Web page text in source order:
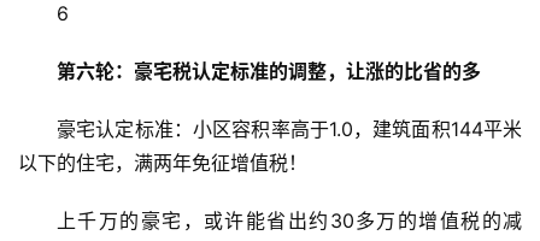
6
第六轮：豪宅税认定标准的调整，让涨的比省的多
豪宅认定标准：小区容积率高于1.0，建筑面积144平米
以下的住宅，满两年免征增值税！
上千万的豪宅，或许能省出约30多万的增值税的减